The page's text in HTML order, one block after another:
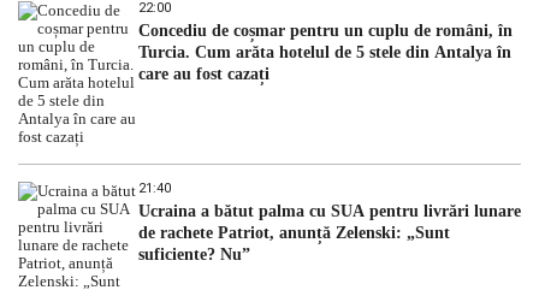
22:00
Concediu de coșmar pentru un cuplu de români, în
Turcia. Cum arăta hotelul de 5 stele din Antalya în
care au fost cazați
21:40
Ucraina a bătut palma cu SUA pentru livrări lunare
de rachete Patriot, anunță Zelenski: „Sunt
suficiente? Nu”